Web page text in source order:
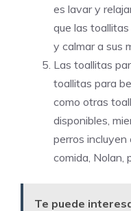
es lavar y
que las
y calmar a sus
Las toallitas
toallitas para
como otras
disponibles,
perros incluyen
comida, Nolan,
Te puede